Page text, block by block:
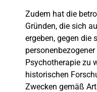
Zudem hat die
Gründen, die sich
ergeben, gegen die
Psychotherapie zu
historischen
Zwecken gemäß